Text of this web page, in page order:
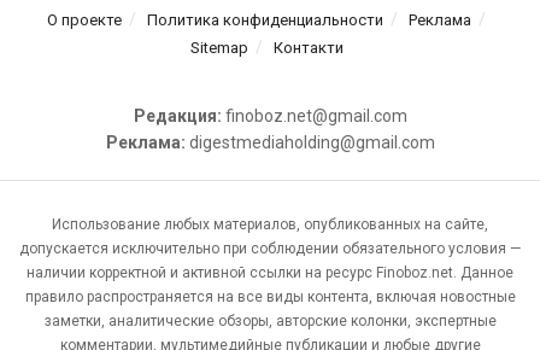
О проекте Политика конфиденциальности
Реклама
Sitemap
Контакти
Редакция: finoboz.net@gmail.com
Реклама: digestmediaholding@gmail.com
Использование любых материалов, опубликованных на сайте,
допускается исключительно при соблюдении обязательного условия —
наличии корректной и активной ссылки на ресурс Finoboz.net. Данное
правило распространяется на все виды контента, включая новостные
заметки, аналитические обзоры, авторские колонки, экспертные
комментарии, мультимедийные публикации и любые другие